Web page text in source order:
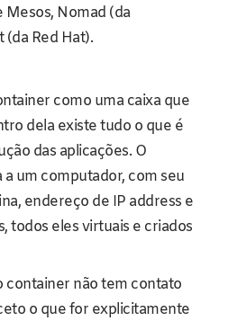
Mesos, Nomad (da
(da Red Hat).
como uma caixa que
dela existe tudo o que é
das aplicações. O
um computador, com seu
endereço de IP address e
todos eles virtuais e criados
container não tem contato
o que for explicitamente